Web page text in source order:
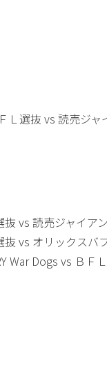
Ｌ選抜 vs 読売ジャ
抜 vs 読売ジャイア
抜 vs オリックスバ
War Dogs vs ＢＦ